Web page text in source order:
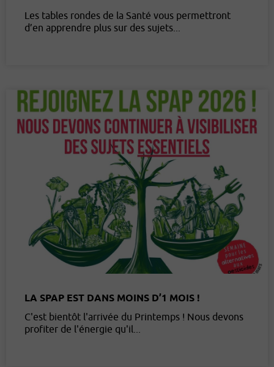
Les tables rondes de la Santé vous permettront
d’en apprendre plus sur des sujets...
LA SPAP EST DANS MOINS D’1 MOIS !
C'est bientôt l'arrivée du Printemps ! Nous devons
profiter de l'énergie qu'il...